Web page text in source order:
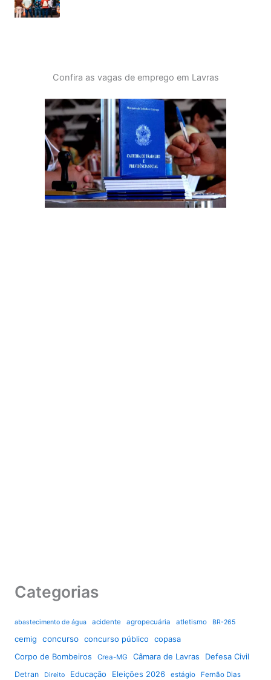
Confira as vagas de emprego em Lavras
Categorias
abastecimento de água acidente agropecuária atletismo BR-265
cemig concurso concurso público
copasa
Corpo de Bombeiros
Crea-MG Câmara de Lavras Defesa Civil
Detran Direito Educação Eleições 2026 estágio Fernão Dias